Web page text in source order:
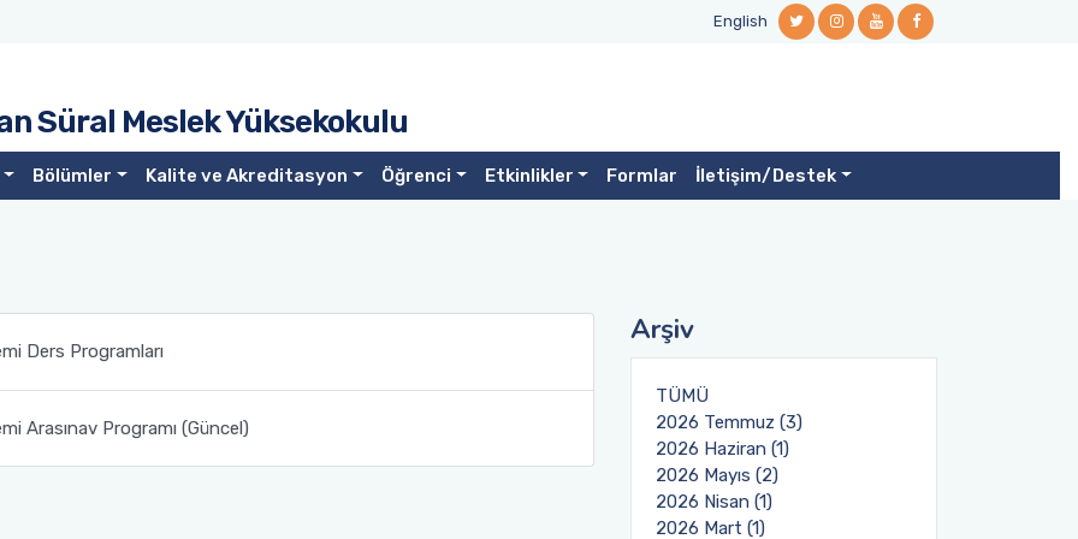
English
Süral Meslek Yüksekokulu
Bölümler Kalite ve Akreditasyon Öğrenci Etkinlikler Formlar İletişim/Destek
Ders Programları
Arasınav Programı (Güncel)
Arşiv
TÜMÜ
2026 Temmuz (3)
2026 Haziran (1)
2026 Mayıs (2)
2026 Nisan (1)
2026 Mart (1)